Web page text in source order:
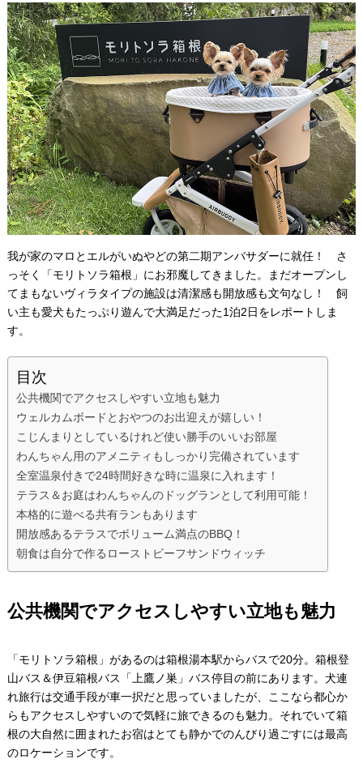
我が家のマロとエルがいぬやどの第二期アンバサダーに就任！ さ
っそく「モリトソラ箱根」にお邪魔してきました。まだオープンし
てまもないヴィラタイプの施設は清潔感も開放感も文句なし！ 飼
い主も愛犬もたっぷり遊んで大満足だった1泊2日をレポートしま
す。
目次
公共機関でアクセスしやすい立地も魅力
ウェルカムボードとおやつのお出迎えが嬉しい！
こじんまりとしているけれど使い勝手のいいお部屋
わんちゃん用のアメニティもしっかり完備されています
全室温泉付きで24時間好きな時に温泉に入れます！
テラス＆お庭はわんちゃんのドッグランとして利用可能！
本格的に遊べる共有ランもあります
開放感あるテラスでボリューム満点のBBQ！
朝食は自分で作るローストビーフサンドウィッチ
公共機関でアクセスしやすい立地も魅力
「モリトソラ箱根」があるのは箱根湯本駅からバスで20分。箱根登
山バス＆伊豆箱根バス「上鷹ノ巣」バス停目の前にあります。犬連
れ旅行は交通手段が車一択だと思っていましたが、ここなら都心か
らもアクセスしやすいので気軽に旅できるのも魅力。それでいて箱
根の大自然に囲まれたお宿はとても静かでのんびり過ごすには最高
のロケーションです。